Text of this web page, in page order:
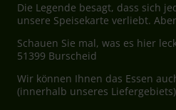
Die Legende besagt, dass sich
unsere Speisekarte verliebt.
Schauen Sie mal, was es hier
51399 Burscheid
Wir können Ihnen das Essen
(innerhalb unseres